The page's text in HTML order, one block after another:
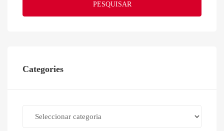
PESQUISAR
Categories